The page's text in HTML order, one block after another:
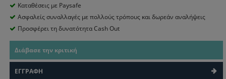
Καταθέσεις με Paysafe
Ασφαλείς συναλλαγές με πολλούς τρόπους και δωρεάν αναλήψεις
Προσφέρει τη δυνατότητα Cash Out
Διάβασε την κριτική
ΕΓΓΡΑΦΗ